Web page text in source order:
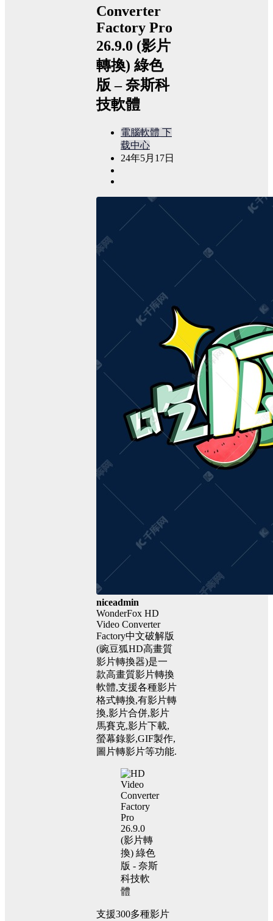
Converter
Factory Pro
26.9.0 (影片
轉換) 綠色
版 – 奈斯科
技軟體
電腦軟體 下
载中心
24年5月17日
niceadmin
WonderFox HD
Video Converter
Factory中文破解版
(豌豆狐HD高畫質
影片轉換器)是一
款高畫質影片轉換
軟體,支援各種影片
格式轉換,有影片轉
換,影片合併,影片
馬賽克,影片下載,
螢幕錄影,GIF製作,
圖片轉影片等功能.
支援300多種影片